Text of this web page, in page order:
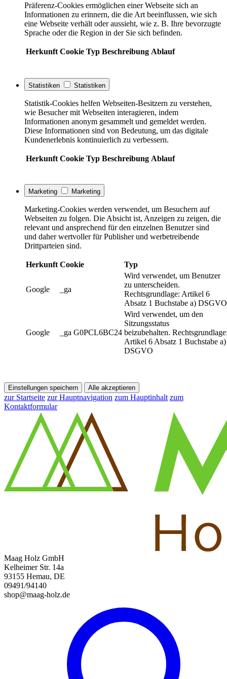
Präferenz-Cookies ermöglichen einer Webseite sich an
Informationen zu erinnern, die die Art beeinflussen, wie sich
eine Webseite verhält oder aussieht, wie z. B. Ihre bevorzugte
Sprache oder die Region in der Sie sich befinden.
Herkunft Cookie Typ Beschreibung Ablauf
Statistiken Statistiken
Statistik-Cookies helfen Webseiten-Besitzern zu verstehen,
wie Besucher mit Webseiten interagieren, indem
Informationen anonym gesammelt und gemeldet werden.
Diese Informationen sind von Bedeutung, um das digitale
Kundenerlebnis kontinuierlich zu verbessern.
Herkunft Cookie Typ Beschreibung Ablauf
Marketing Marketing
Marketing-Cookies werden verwendet, um Besuchern auf
Webseiten zu folgen. Die Absicht ist, Anzeigen zu zeigen, die
relevant und ansprechend für den einzelnen Benutzer sind
und daher wertvoller für Publisher und werbetreibende
Drittparteien sind.
Herkunft Cookie Typ
Google _ga
Wird verwendet, um Benutzer
zu unterscheiden.
Rechtsgrundlage: Artikel 6
Absatz 1 Buchstabe a) DSGVO
Google _ga G0PCL6BC24
Wird verwendet, um den
Sitzungsstatus
beizubehalten.
Artikel 6 Absatz 1 Buchstabe a)
DSGVO
Einstellungen speichern Alle akzeptieren
zur Startseite zur Hauptnavigation zum Hauptinhalt zum
Kontaktformular
Maag Holz GmbH
Kelheimer Str. 14a
93155 Hemau, DE
09491/94140
shop@maag-holz.de